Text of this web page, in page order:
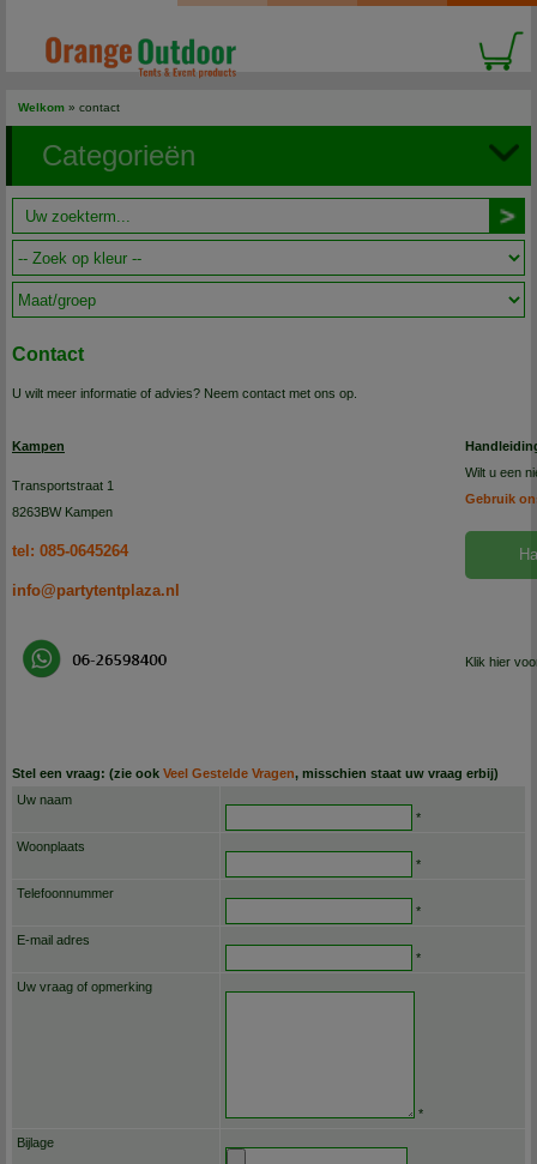
Welkom » contact
Categorieën
Contact
U wilt meer informatie of advies? Neem contact met ons op.
Kampen
Transportstraat 1
8263BW Kampen
tel: 085-0645264
info@partytentplaza.nl
Wilt u een
Gebruik
Klik hier
Stel een vraag: (zie ook Veel Gestelde Vragen, misschien staat uw vraag erbij)
Uw naam
*
Woonplaats
*
Telefoonnummer
*
E-mail adres
*
Uw vraag of opmerking
*
Bijlage